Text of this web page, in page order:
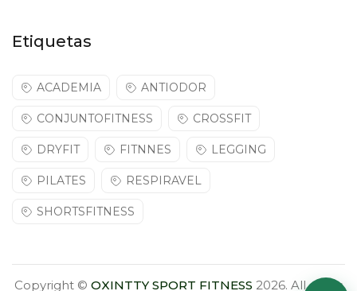
Etiquetas
ACADEMIA ANTIODOR
CONJUNTOFITNESS CROSSFIT
DRYFIT FITNNES LEGGING
PILATES RESPIRAVEL
SHORTSFITNESS
Copyright © OXINTTY SPORT FITNESS 2026. All rights